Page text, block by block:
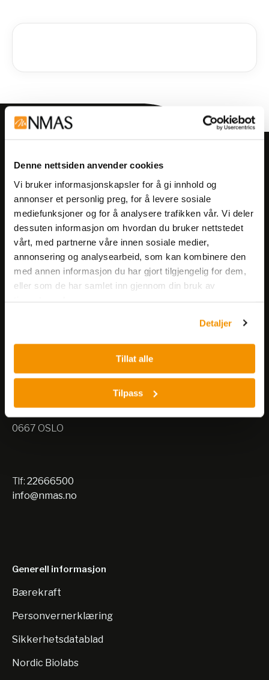
Denne nettsiden anvender cookies
Vi bruker informasjonskapsler for å gi innhold og
annonser et personlig preg, for å levere sosiale
mediefunksjoner og for å analysere trafikken vår. Vi deler
dessuten informasjon om hvordan du bruker nettstedet
vårt, med partnerne våre innen sosiale medier,
annonsering og analysearbeid, som kan kombinere den
med annen informasjon du har gjort tilgjengelig for dem,
eller som de har samlet inn gjennom din bruk av
Detaljer
Tillat alle
Tilpass
Meld deg på vårt nyhetsbrev!
arrangementer og kampanjer.
Meld på nyhetsbrev
Nils Hansens vei 8
0667 OSLO
Tlf: 22666500
info@nmas.no
Generell informasjon
Bærekraft
Personvernerklæring
Sikkerhetsdatablad
Nordic Biolabs